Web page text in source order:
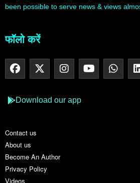
been possible to serve news & views
फॉलो करें
Download our app
Contact us
About us
Become An Author
Privacy Policy
Videos